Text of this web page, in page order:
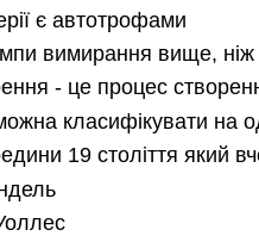
є автотрофами
вимирання вище,
- це процес
класифікувати на
19 століття який